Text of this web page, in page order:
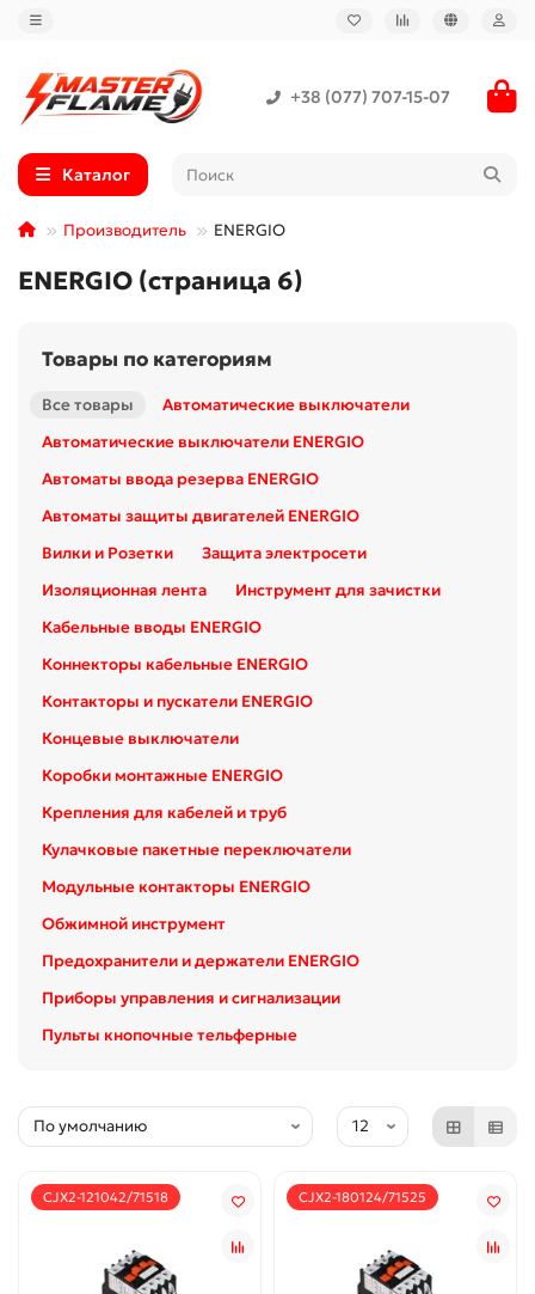
+38 (077) 707-15-07
Каталог
Производитель ENERGIO
ENERGIO (страница 6)
Товары по категориям
Все товары
Автоматические выключатели
Автоматические выключатели ENERGIO
Автоматы ввода резерва ENERGIO
Автоматы защиты двигателей ENERGIO
Вилки и Розетки
Защита электросети
Изоляционная лента
Инструмент для зачистки
Кабельные вводы ENERGIO
Коннекторы кабельные ENERGIO
Контакторы и пускатели ENERGIO
Концевые выключатели
Коробки монтажные ENERGIO
Крепления для кабелей и труб
Кулачковые пакетные переключатели
Модульные контакторы ENERGIO
Обжимной инструмент
Предохранители и держатели ENERGIO
Приборы управления и сигнализации
Пульты кнопочные тельферные
CJX2-121042/71518 CJX2-180124/71525